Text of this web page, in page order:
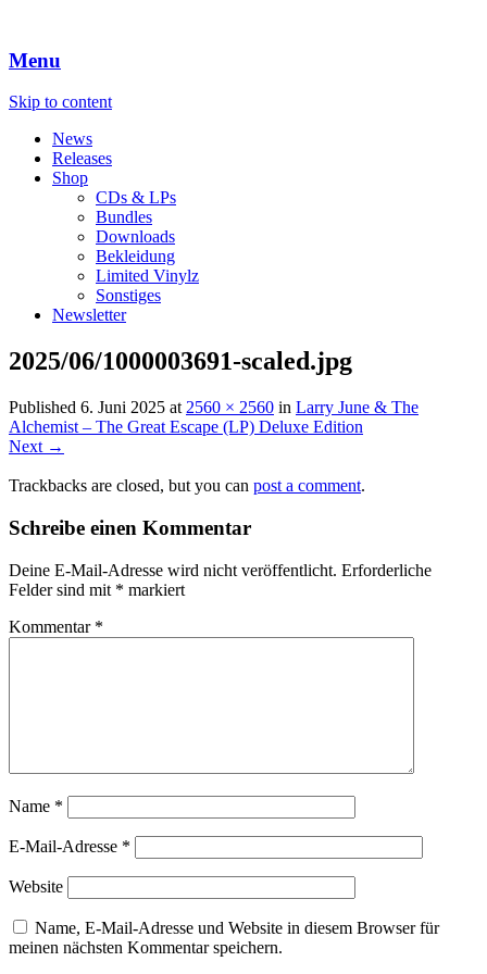
Menu
Skip to content
News
Releases
Shop
CDs & LPs
Bundles
Downloads
Bekleidung
Limited Vinylz
Sonstiges
Newsletter
2025/06/1000003691-scaled.jpg
Published 6. Juni 2025 at 2560 × 2560 in Larry June & The
Alchemist – The Great Escape (LP) Deluxe Edition
Next →
Trackbacks are closed, but you can post a comment.
Schreibe einen Kommentar
Deine E-Mail-Adresse wird nicht veröffentlicht. Erforderliche
Felder sind mit * markiert
Kommentar *
Name *
E-Mail-Adresse *
Website
Name, E-Mail-Adresse und Website in diesem Browser für
meinen nächsten Kommentar speichern.